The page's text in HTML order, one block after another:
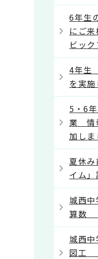
6年生
にご
ビック
4年生
を実施
5・6
業 情
加しま
夏休
イム
城西
算数
城西
図工